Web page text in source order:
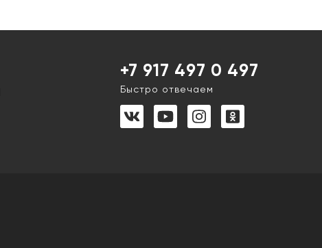
+7 917 497 0 497
Быстро отвечаем